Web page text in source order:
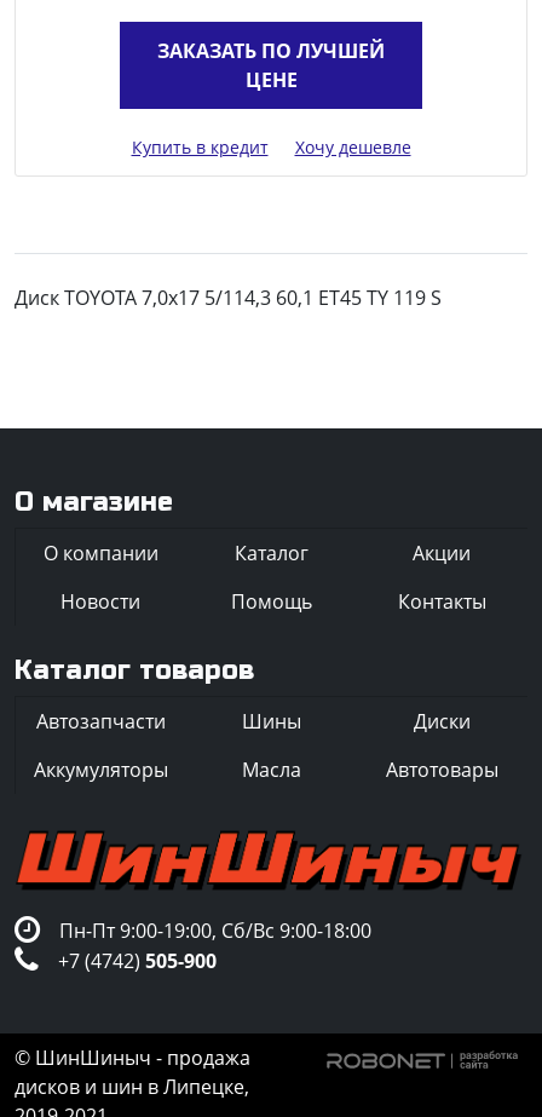
ЗАКАЗАТЬ ПО ЛУЧШЕЙ
ЦЕНЕ
Купить в кредит Хочу дешевле
Диск TOYOTA 7,0x17 5/114,3 60,1 ET45 TY 119 S
О магазине
О компании Каталог
Акции
Новости
Помощь Контакты
Каталог товаров
Автозапчасти Шины
Диски
Аккумуляторы
Масла Автотовары
Пн-Пт 9:00-19:00, Сб/Вс 9:00-18:00
+7 (4742) 505-900
© ШинШиныч - продажа
дисков и шин в Липецке,